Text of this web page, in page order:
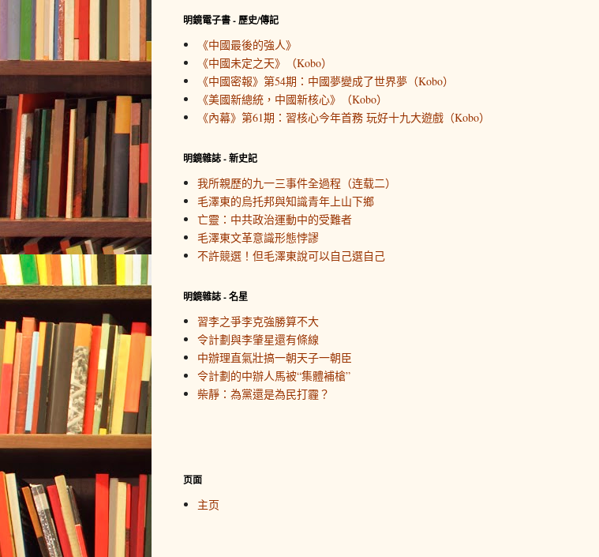
明鏡電子書 - 歷史/傳記
《中國最後的強人》
《中國未定之天》（Kobo）
《中國密報》第54期：中國夢變成了世界夢（Kobo）
《美國新總統，中國新核心》（Kobo）
《內幕》第61期：習核心今年首務 玩好十九大遊戲（Kobo）
明鏡雜誌 - 新史記
我所親歷的九一三事件全過程（连载二）
毛澤東的烏托邦與知識青年上山下鄉
亡靈：中共政治運動中的受難者
毛澤東文革意識形態悖謬
不許競選！但毛澤東說可以自己選自己
明鏡雜誌 - 名星
習李之爭李克強勝算不大
令計劃與李肇星還有條線
中辦理直氣壯搞一朝天子一朝臣
令計劃的中辦人馬被“集體補槍”
柴靜：為黨還是為民打霾？
页面
主页